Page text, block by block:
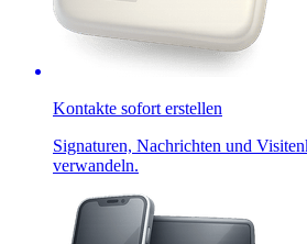
Kontakte sofort erstellen
Signaturen, Nachrichten und
verwandeln.